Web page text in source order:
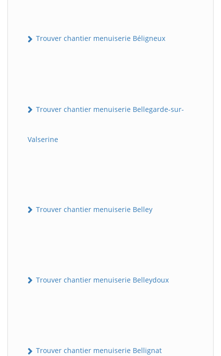
Trouver chantier menuiserie Béligneux
Trouver chantier menuiserie Bellegarde-sur-
Valserine
Trouver chantier menuiserie Belley
Trouver chantier menuiserie Belleydoux
Trouver chantier menuiserie Bellignat